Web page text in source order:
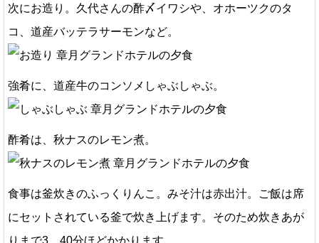
次にお造り。久代さんの酢〆イワシや、オホーツクのタ
コ、道産バッテラサーモンなど。
強肴に、道産牛のコンソメしゃぶしゃぶ。
酢肴は、秋ナスのレモン煮。
食事は釜炊きのふっくりんこ。みそ汁は赤出汁。ご飯は席
にセットされている釜で炊き上げます。そのため炊きあが
りまで3，40分ほどかかります。